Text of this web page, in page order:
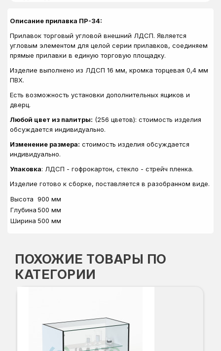
Описание прилавка ПР-34:
Прилавок торговый угловой внешний ЛДСП. Является
угловым элементом для целой серии прилавков, соединяем
прямые прилавки в единую торговую площадку.
Изделие выполнено из ЛДСП 16 мм, кромка торцевая 0,4 мм
ПВХ.
Есть возможность установки дополнительных ящиков и
дверц.
Любой цвет из палитры: (256 цветов): стоимость изделия
обсуждается индивидуально.
Изменение размера: стоимость изделия обсуждается
индивидуально.
Упаковка: ЛДСП - гофрокартон, стекло - стрейч пленка.
Изделие готово к сборке, поставляется в разобранном виде.
Высота 900 мм
Глубина 500 мм
Ширина 500 мм
ПОХОЖИЕ ТОВАРЫ ПО
КАТЕГОРИИ